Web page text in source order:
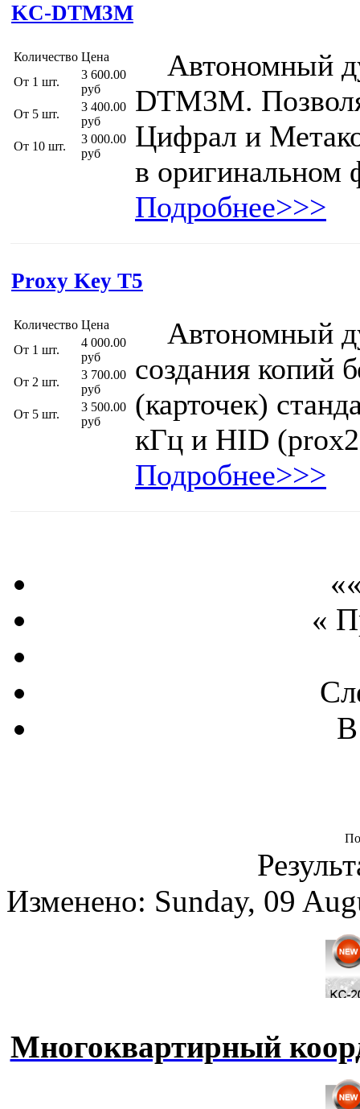
KC-DTM3M
Количество Цена
От 1 шт.
3 600.00
руб
От 5 шт.
3 400.00
руб
От 10 шт.
3 000.00
руб
Автономный
DTM3М.
Цифрал и
в оригинальном
Подробнее>>>
Proxy Key T5
Количество Цена
От 1 шт.
4 000.00
руб
От 2 шт.
3 700.00
руб
От 5 шт.
3 500.00
руб
Автономный
создания копий
(карточек)
кГц и HID
Подробнее>>>
«
Изменено: Sunday, 09
Многоквартирный